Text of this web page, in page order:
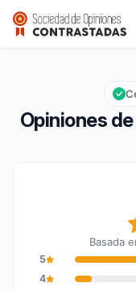
Percuforum
Calificación global: 9,8
9,8/10
Opiniones
Basada
5
4